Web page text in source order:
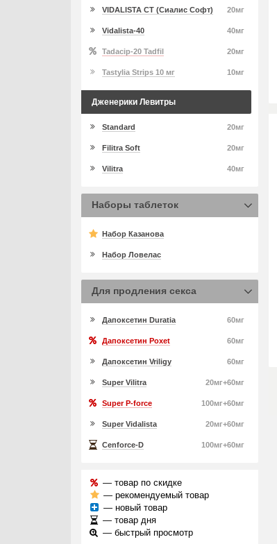
20мг
VIDALISTA CT (Сиалис Софт)
40мг
Vidalista-40
20мг
Tadacip-20 Tadfil
10мг
Tastylia Strips 10 мг
Дженерики Левитры
20мг
Standard
20мг
Filitra Soft
40мг
Vilitra
Наборы таблеток
Набор Казанова
Набор Ловелас
Для продления секса
60мг
Дапоксетин Duratia
60мг
Дапоксетин Poxet
60мг
Дапоксетин Vriligy
20мг+60мг
Super Vilitra
100мг+60мг
Super P-force
20мг+60мг
Super Vidalista
100мг+60мг
Cenforce-D
— товар по скидке
— рекомендуемый товар
— новый товар
— товар дня
— быстрый просмотр